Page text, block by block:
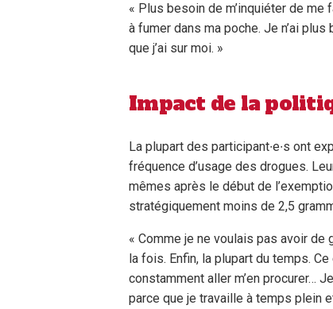
« Plus besoin de m’inquiéter de me
à fumer dans ma poche. Je n’ai
que j’ai sur moi. »
Impact de la
La plupart des participant∙e∙s ont
fréquence d’usage des drogues.
mêmes après le début de
stratégiquement moins de 2,5
« Comme je ne voulais pas avoir de
la fois. Enfin, la plupart du temps.
constamment aller m’en procurer…
parce que je travaille à temps plein